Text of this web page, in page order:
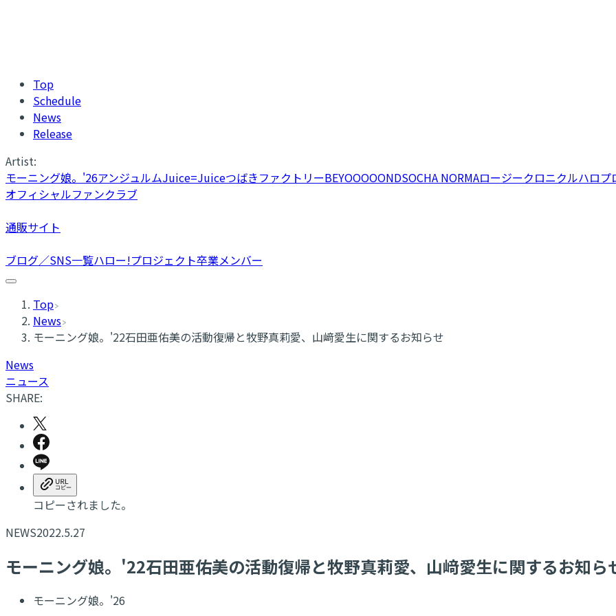
Top
Schedule
News
Release
Artist:
モーニング娘。'26アンジュルムJuice=JuiceつばきファクトリーBEYOOOOONDSOCHA NORMAロージークロニクルハロプ
オフィシャルファンクラブ
通販サイト
ブログ／SNS一覧ハロー!プロジェクト卒業メンバー
Top
News
モーニング娘。'22石田亜佑美の活動復帰と牧野真莉愛、山﨑愛生に関するお知らせ
News
ニュース
SHARE:
コピーされました。
NEWS2022.5.27
モーニング娘。'22石田亜佑美の活動復帰と牧野真莉愛、山﨑愛生に関するお知ら
モーニング娘。'26